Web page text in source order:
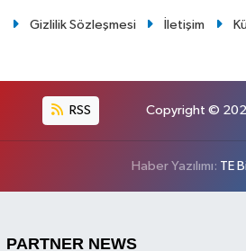
Gizlilik Sözleşmesi İletişim
RSS Copyright ©
Haber Yazılımı: TE